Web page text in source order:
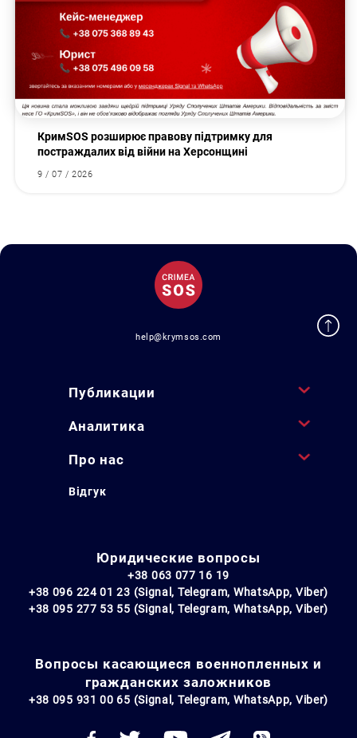
КримSOS розширює правову підтримку для
постраждалих від війни на Херсонщині
9 / 07 / 2026
help@krymsos.com
Публикации
Аналитика
Про нас
Відгук
Юридические вопросы
+38 063 077 16 19
+38 096 224 01 23 (Signal, Telegram, WhatsApp, Viber)
+38 095 277 53 55 (Signal, Telegram, WhatsApp, Viber)
Вопросы касающиеся военнопленных и
гражданских заложников
+38 095 931 00 65 (Signal, Telegram, WhatsApp, Viber)